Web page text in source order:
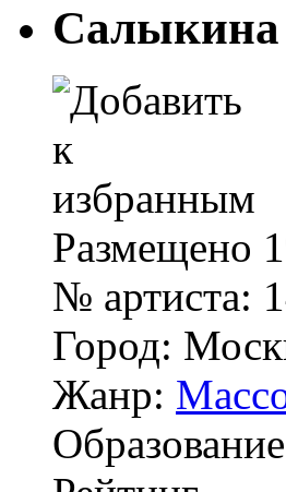
Салыкина
Размещено
№ артиста:
Город:
Жанр: